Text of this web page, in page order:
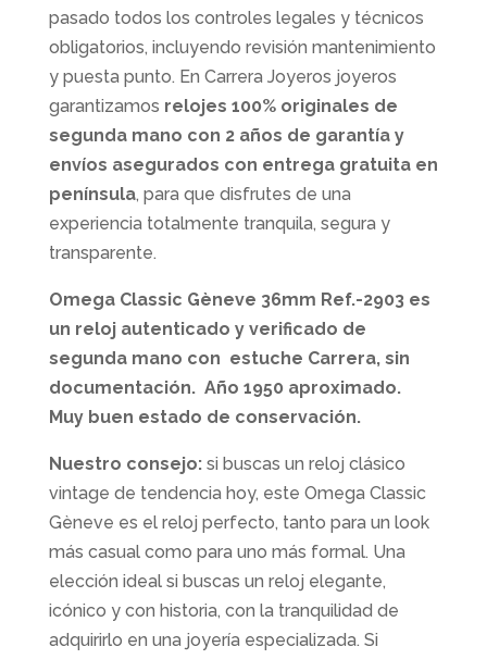
pasado todos los controles legales y técnicos
obligatorios, incluyendo revisión mantenimiento
y puesta punto. En Carrera Joyeros joyeros
garantizamos relojes 100% originales de
segunda mano con 2 años de garantía y
envíos asegurados con entrega gratuita en
península, para que disfrutes de una
experiencia totalmente tranquila, segura y
transparente.
Omega Classic Gèneve 36mm Ref.-2903 es
un reloj autenticado y verificado de
segunda mano con estuche Carrera, sin
documentación. Año 1950 aproximado.
Muy buen estado de conservación.
Nuestro consejo:si buscas un reloj clásico
vintage de tendencia hoy, este Omega Classic
Gèneve es el reloj perfecto, tanto para un look
más casual como para uno más formal. Una
elección ideal si buscas un reloj elegante,
icónico y con historia, con la tranquilidad de
adquirirlo en una joyería especializada. Si